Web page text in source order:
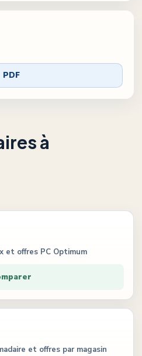
PDF
à
et offres PC Optimum
et offres par magasin